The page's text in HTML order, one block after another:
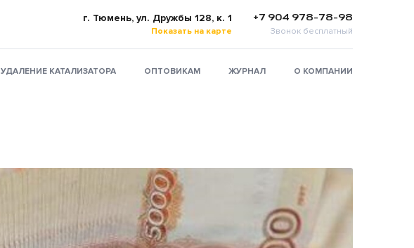
г. Тюмень, ул. Дружбы 128, к. 1
Показать на карте
+7 904 978-78-98
Звонок бесплатный
УДАЛЕНИЕ КАТАЛИЗАТОРА ОПТОВИКАМ ЖУРНАЛ О КОМПАНИИ